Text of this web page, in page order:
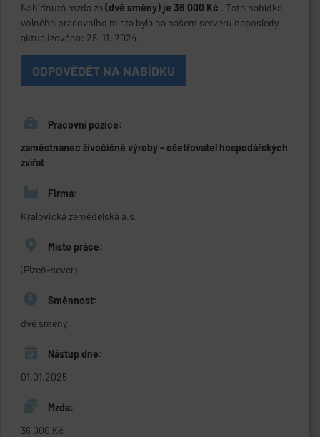
Nabídnutá mzda za (dvě směny) je 36 000 Kč . Tato nabídka
volného pracovního místa byla na našem serveru naposledy
aktualizována: 28. 11. 2024 .
ODPOVĚDĚT NA NABÍDKU
Pracovní pozice:
zaměstnanec živočišné výroby - ošetřovatel hospodářských
zvířat
Firma:
Kralovická zemědělská a.s.
Místo práce:
(Plzeň-sever)
Směnnost:
dvě směny
Nástup dne:
01.01.2025
Mzda:
36 000 Kč